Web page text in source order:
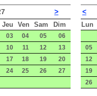
>
Jeu Ven Sam Dim
03 04 05
06
10 11 12
13
17 18 19
20
24 25 26
27
<
Lun
05
12
19
26